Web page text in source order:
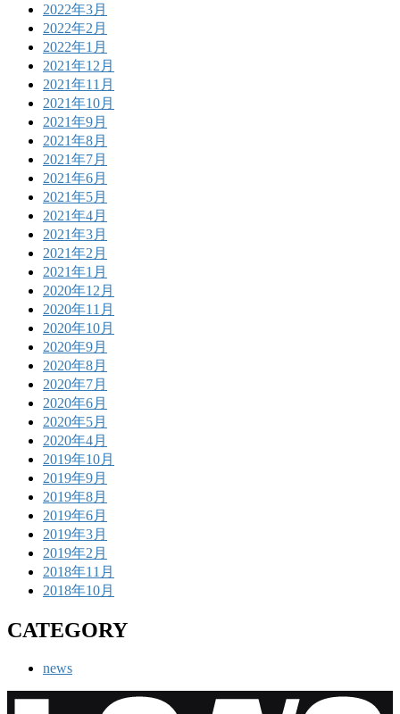
2022年3月
2022年2月
2022年1月
2021年12月
2021年11月
2021年10月
2021年9月
2021年8月
2021年7月
2021年6月
2021年5月
2021年4月
2021年3月
2021年2月
2021年1月
2020年12月
2020年11月
2020年10月
2020年9月
2020年8月
2020年7月
2020年6月
2020年5月
2020年4月
2019年10月
2019年9月
2019年8月
2019年6月
2019年3月
2019年2月
2018年11月
2018年10月
CATEGORY
news